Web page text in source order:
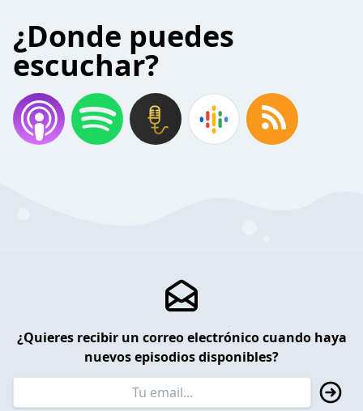
¿Donde puedes
escuchar?
¿Quieres recibir un correo electrónico cuando haya
nuevos episodios disponibles?